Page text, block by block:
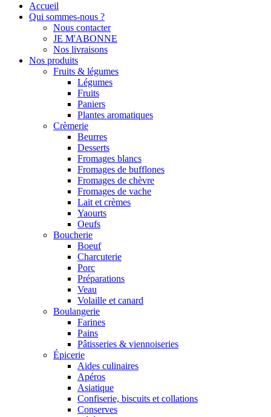
Accueil
Qui sommes-nous ?
Nous contacter
JE M'ABONNE
Nos livraisons
Nos produits
Fruits & légumes
Légumes
Fruits
Paniers
Plantes aromatiques
Crèmerie
Beurres
Desserts
Fromages blancs
Fromages de bufflones
Fromages de chèvre
Fromages de vache
Lait et crèmes
Yaourts
Oeufs
Boucherie
Boeuf
Charcuterie
Porc
Préparations
Veau
Volaille et canard
Boulangerie
Farines
Pains
Pâtisseries & viennoiseries
Épicerie
Aides culinaires
Apéros
Asiatique
Confiserie, biscuits et collations
Conserves